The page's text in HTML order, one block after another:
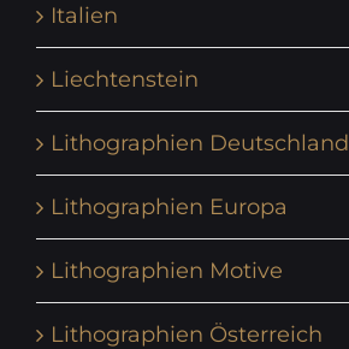
Italien
Liechtenstein
Lithographien Deutschland
Lithographien Europa
Lithographien Motive
Lithographien Österreich